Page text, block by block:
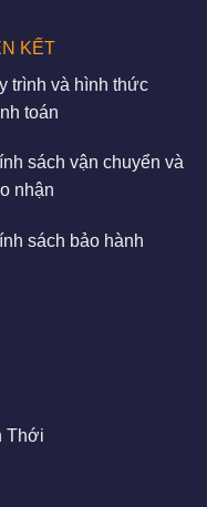
KẾT
trình và hình thức
toán
sách vận chuyển và
nhận
sách bảo hành
Thới